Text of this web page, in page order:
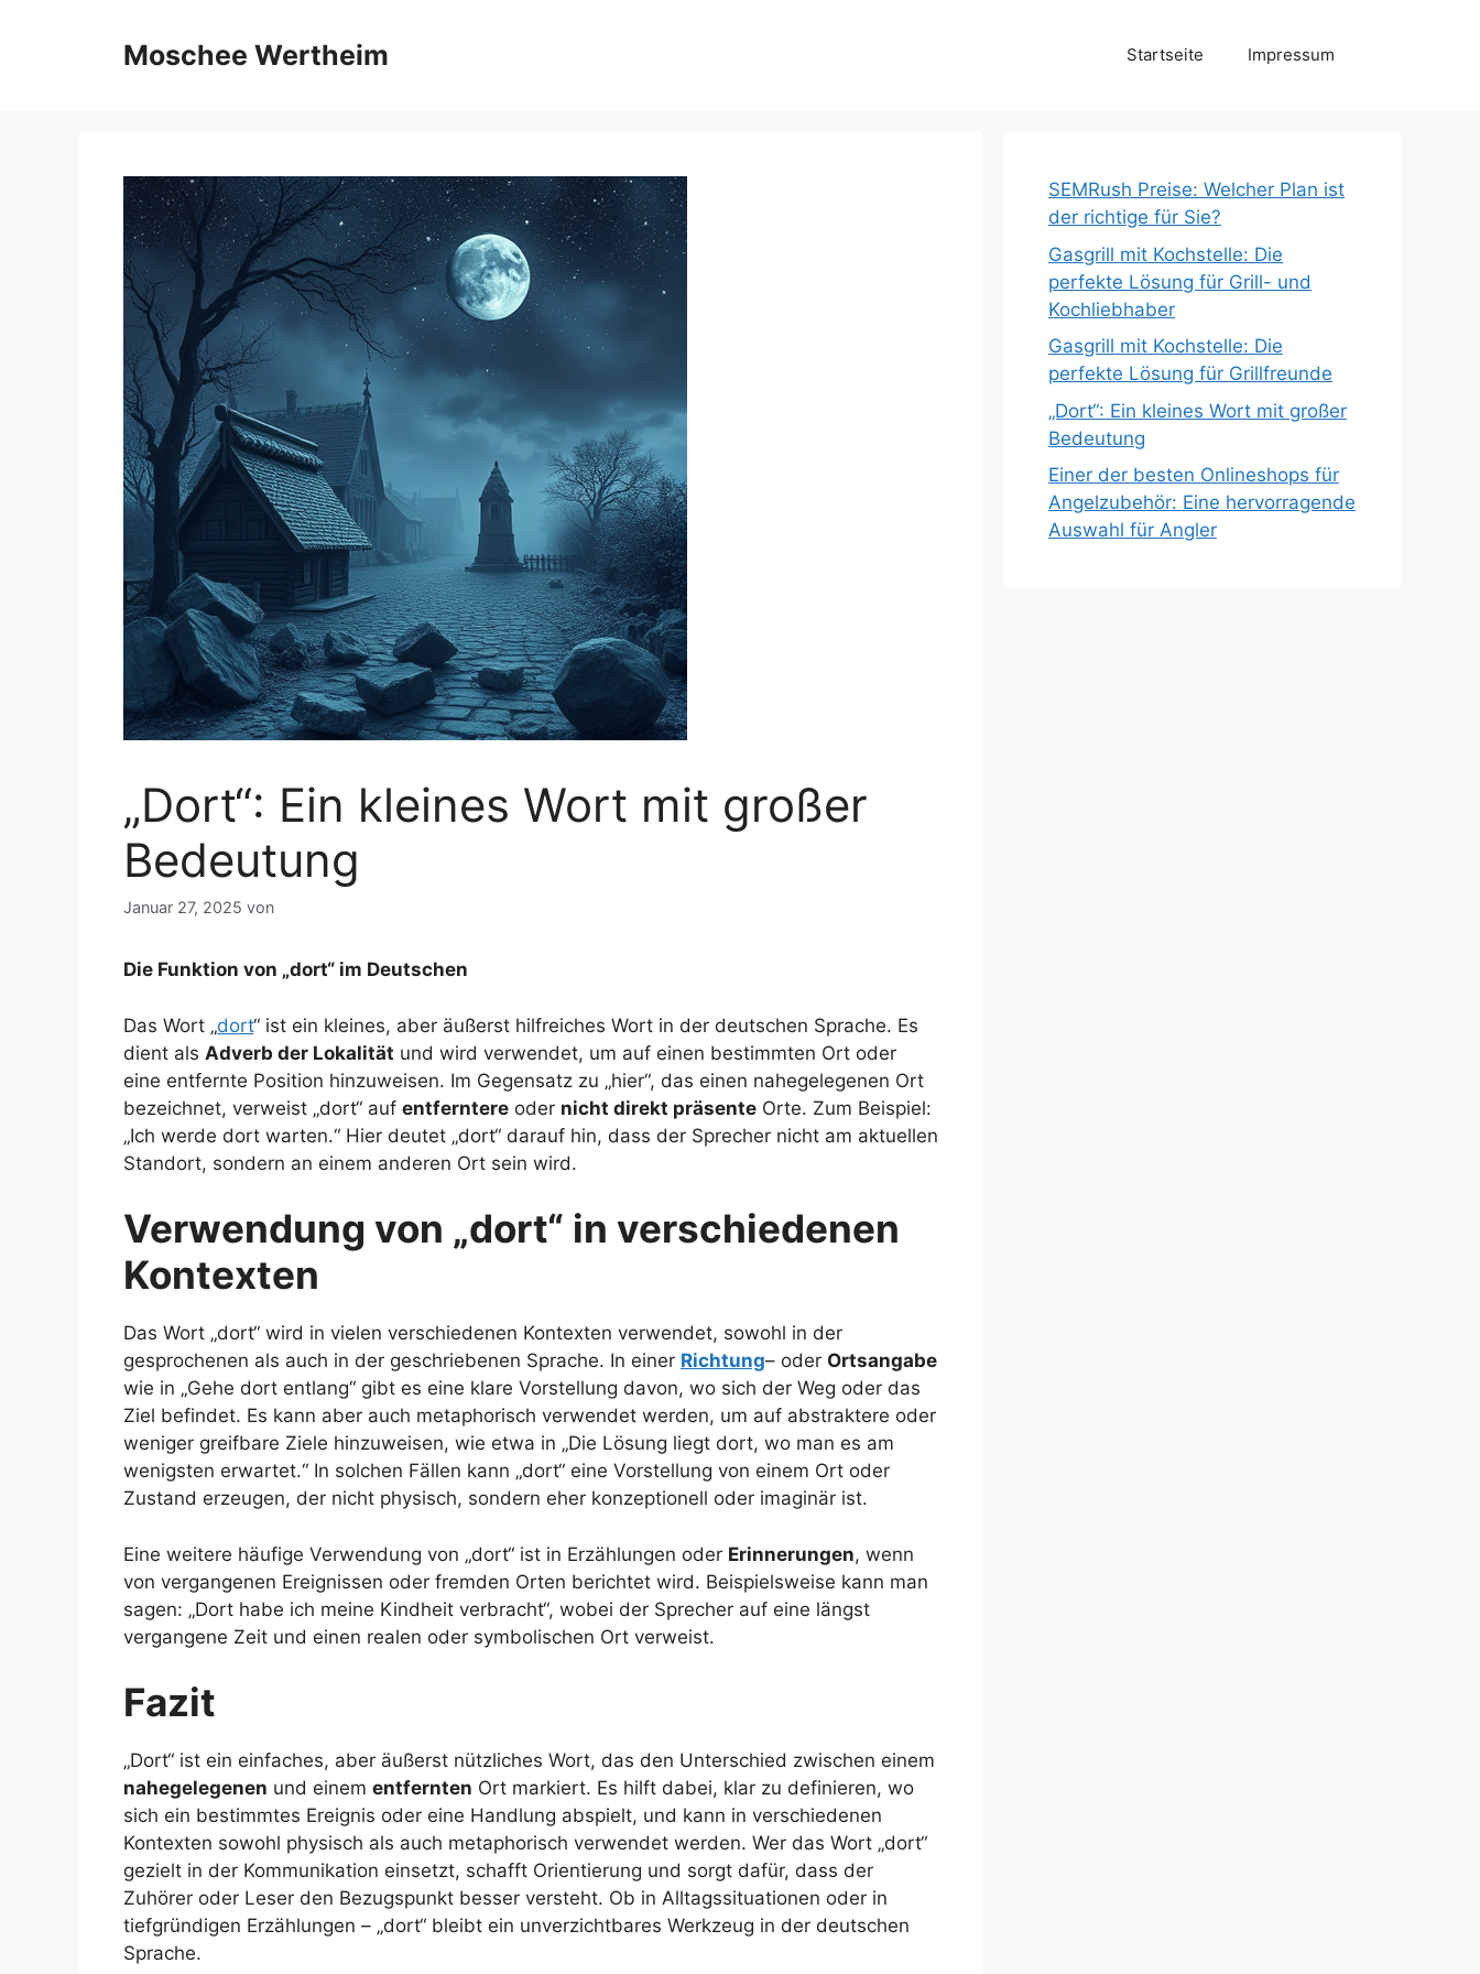
Moschee Wertheim Startseite Impressum
„Dort“: Ein kleines Wort mit großer
Bedeutung
Januar 27, 2025 von
Die Funktion von „dort“ im Deutschen
Das Wort „dort“ ist ein kleines, aber äußerst hilfreiches Wort in der deutschen Sprache. Es
dient als Adverb der Lokalität und wird verwendet, um auf einen bestimmten Ort oder
eine entfernte Position hinzuweisen. Im Gegensatz zu „hier“, das einen nahegelegenen Ort
bezeichnet, verweist „dort“ auf entferntere oder nicht direkt präsente Orte. Zum Beispiel:
„Ich werde dort warten.“ Hier deutet „dort“ darauf hin, dass der Sprecher nicht am aktuellen
Standort, sondern an einem anderen Ort sein wird.
Verwendung von „dort“ in verschiedenen
Kontexten
Das Wort „dort“ wird in vielen verschiedenen Kontexten verwendet, sowohl in der
gesprochenen als auch in der geschriebenen Sprache. In einer Richtung– oder Ortsangabe
wie in „Gehe dort entlang“ gibt es eine klare Vorstellung davon, wo sich der Weg oder das
Ziel befindet. Es kann aber auch metaphorisch verwendet werden, um auf abstraktere oder
weniger greifbare Ziele hinzuweisen, wie etwa in „Die Lösung liegt dort, wo man es am
wenigsten erwartet.“ In solchen Fällen kann „dort“ eine Vorstellung von einem Ort oder
Zustand erzeugen, der nicht physisch, sondern eher konzeptionell oder imaginär ist.
Eine weitere häufige Verwendung von „dort“ ist in Erzählungen oder Erinnerungen, wenn
von vergangenen Ereignissen oder fremden Orten berichtet wird. Beispielsweise kann man
sagen: „Dort habe ich meine Kindheit verbracht“, wobei der Sprecher auf eine längst
vergangene Zeit und einen realen oder symbolischen Ort verweist.
Fazit
„Dort“ ist ein einfaches, aber äußerst nützliches Wort, das den Unterschied zwischen einem
nahegelegenen und einem entfernten Ort markiert. Es hilft dabei, klar zu definieren, wo
sich ein bestimmtes Ereignis oder eine Handlung abspielt, und kann in verschiedenen
Kontexten sowohl physisch als auch metaphorisch verwendet werden. Wer das Wort „dort“
gezielt in der Kommunikation einsetzt, schafft Orientierung und sorgt dafür, dass der
Zuhörer oder Leser den Bezugspunkt besser versteht. Ob in Alltagssituationen oder in
tiefgründigen Erzählungen – „dort“ bleibt ein unverzichtbares Werkzeug in der deutschen
Sprache.
SEMRush Preise: Welcher Plan ist
der richtige für Sie?
Gasgrill mit Kochstelle: Die
perfekte Lösung für Grill- und
Kochliebhaber
Gasgrill mit Kochstelle: Die
perfekte Lösung für Grillfreunde
„Dort“: Ein kleines Wort mit großer
Bedeutung
Einer der besten Onlineshops für
Angelzubehör: Eine hervorragende
Auswahl für Angler